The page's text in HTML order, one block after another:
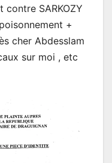
SARKOZY
+
cher Abdesslam
sur moi , etc